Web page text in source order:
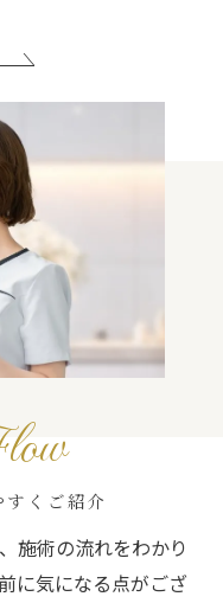
くご紹介
施術の流れをわかり
に気になる点がござ